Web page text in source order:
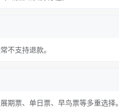
不支持退款。
期票、单日票、早鸟票等多重选择。